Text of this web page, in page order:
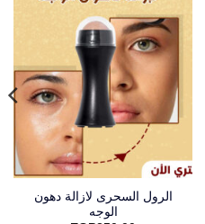
الرول السحرى لازالة دهون
الوجه